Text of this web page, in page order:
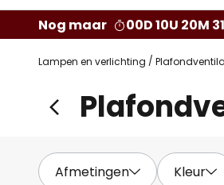
Nog maar 00D 10U 20M
Lampen en verlichting
Afmetingen Kleur